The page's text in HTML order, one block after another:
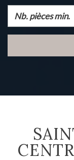
SAINT JEAN DE LUZ